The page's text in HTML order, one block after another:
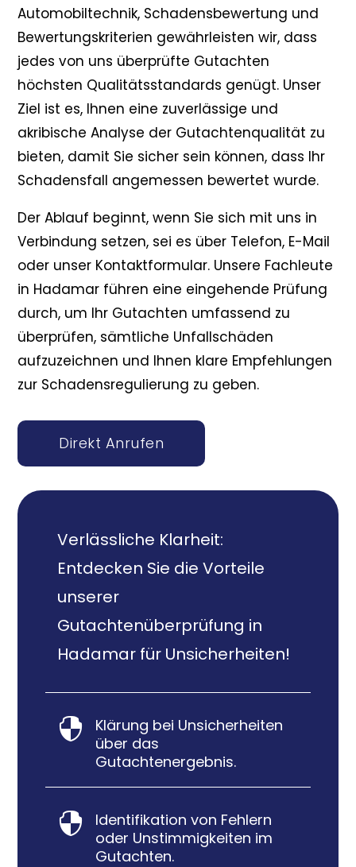
Automobiltechnik, Schadensbewertung und
Bewertungskriterien gewährleisten wir, dass
jedes von uns überprüfte Gutachten
höchsten Qualitätsstandards genügt. Unser
Ziel ist es, Ihnen eine zuverlässige und
akribische Analyse der Gutachtenqualität zu
bieten, damit Sie sicher sein können, dass Ihr
Schadensfall angemessen bewertet wurde.
Der Ablauf beginnt, wenn Sie sich mit uns in
Verbindung setzen, sei es über Telefon, E-Mail
oder unser Kontaktformular. Unsere Fachleute
in Hadamar führen eine eingehende Prüfung
durch, um Ihr Gutachten umfassend zu
überprüfen, sämtliche Unfallschäden
aufzuzeichnen und Ihnen klare Empfehlungen
zur Schadensregulierung zu geben.
Direkt Anrufen
Verlässliche Klarheit:
Entdecken Sie die Vorteile
unserer
Gutachtenüberprüfung in
Hadamar für Unsicherheiten!

Klärung bei Unsicherheiten
über das
Gutachtenergebnis.

Identifikation von Fehlern
oder Unstimmigkeiten im
Gutachten.